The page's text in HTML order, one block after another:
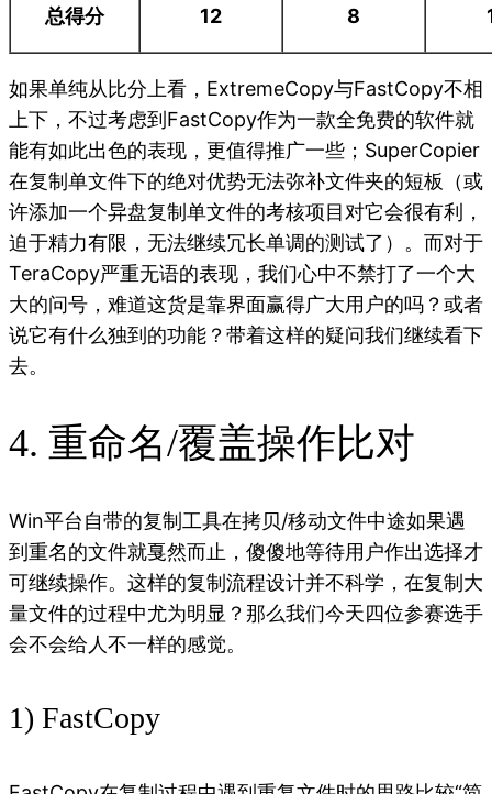
总得分 12 8
如果单纯从比分上看，ExtremeCopy与FastCopy不相
上下，不过考虑到FastCopy作为一款全免费的软件就
能有如此出色的表现，更值得推广一些；SuperCopier
在复制单文件下的绝对优势无法弥补文件夹的短板（或
许添加一个异盘复制单文件的考核项目对它会很有利，
迫于精力有限，无法继续冗长单调的测试了）。而对于
TeraCopy严重无语的表现，我们心中不禁打了一个大
大的问号，难道这货是靠界面赢得广大用户的吗？或者
说它有什么独到的功能？带着这样的疑问我们继续看下
去。
4. 重命名/覆盖操作比对
Win平台自带的复制工具在拷贝/移动文件中途如果遇
到重名的文件就戛然而止，傻傻地等待用户作出选择才
可继续操作。这样的复制流程设计并不科学，在复制大
量文件的过程中尤为明显？那么我们今天四位参赛选手
会不会给人不一样的感觉。
1) FastCopy